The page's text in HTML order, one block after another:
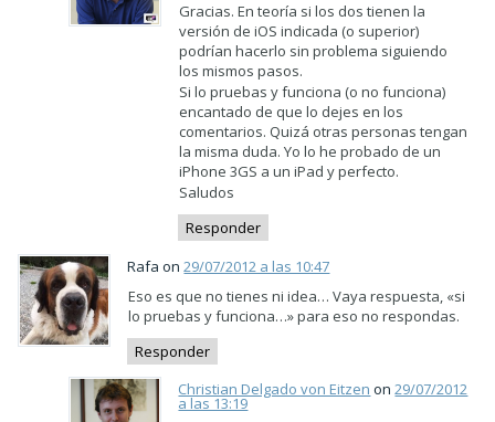
Gracias. En teoría si los dos tienen la
versión de iOS indicada (o superior)
podrían hacerlo sin problema siguiendo
los mismos pasos.
Si lo pruebas y funciona (o no funciona)
encantado de que lo dejes en los
comentarios. Quizá otras personas tengan
la misma duda. Yo lo he probado de un
iPhone 3GS a un iPad y perfecto.
Saludos
Responder
Rafa on29/07/2012 a las 10:47
Eso es que no tienes ni idea… Vaya respuesta, «si
lo pruebas y funciona…» para eso no respondas.
Responder
Christian Delgado von Eitzen on29/07/2012
a las 13:19